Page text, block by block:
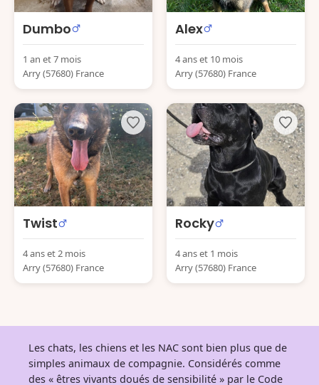
Dumbo
1 an et 7 mois
Arry (57680) France
Alex
4 ans et 10 mois
Arry (57680) France
Twist
4 ans et 2 mois
Arry (57680) France
Rocky
4 ans et 1 mois
Arry (57680) France
Les chats, les chiens et les NAC sont bien plus que de
simples animaux de compagnie. Considérés comme
des « êtres vivants doués de sensibilité » par le Code